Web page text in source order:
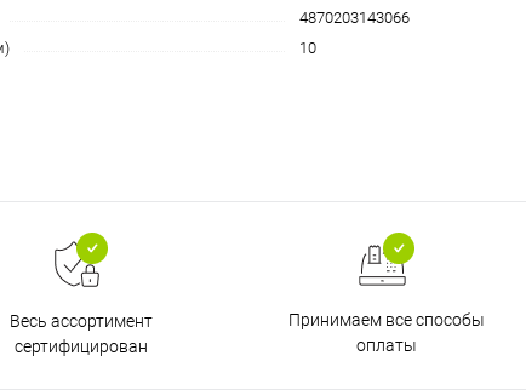
4870203143066
10
Весь ассортимент
сертифицирован
Принимаем все способы
оплаты